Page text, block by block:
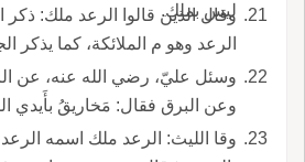
ليس بملك.
وقال الذين قالوا
الرعد وهو م الملائكة، كما يذكر الجنس بعد النوع.
وسئل عليّ، رضي الله عنه، عن
وعن البرق فقال: مَخاريقُ بأَيدي